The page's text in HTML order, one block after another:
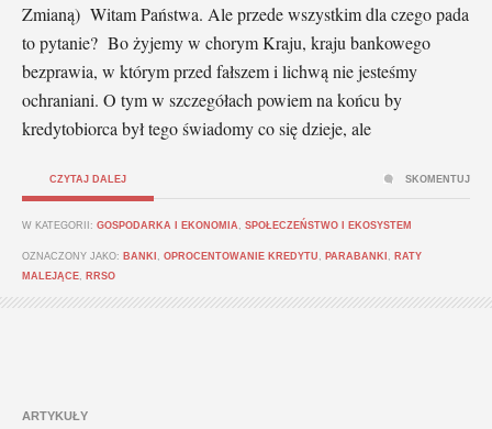
Zmianą) Witam Państwa. Ale przede wszystkim dla czego pada
to pytanie? Bo żyjemy w chorym Kraju, kraju bankowego
bezprawia, w którym przed fałszem i lichwą nie jesteśmy
ochraniani. O tym w szczegółach powiem na końcu by
kredytobiorca był tego świadomy co się dzieje, ale
CZYTAJ DALEJ
W KATEGORII: GOSPODARKA I EKONOMIA SPOŁECZEŃSTWO I EKOSYSTEM
OZNACZONY JAKO: BANKI OPROCENTOWANIE KREDYTU PARABANKI
RATY
MALEJĄCE
RRSO
SKOMENTUJ
ARTYKUŁY